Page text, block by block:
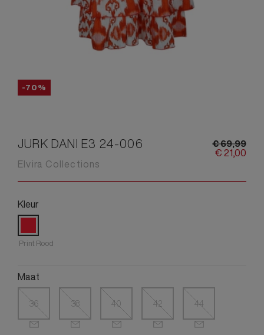
-70%
JURK DANI E3 24-006
Elvira Collections
€69,99
€21,00
Kleur
Print Rood
Maat
36 38 40 42 44